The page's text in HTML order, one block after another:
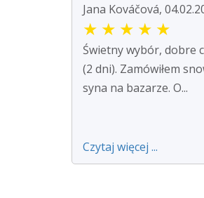
Jana Kováčová,
★ ★ ★ ★ ★
Świetny wybór, dobre
(2 dni). Zamówiłem
syna na bazarze. O...
Czytaj więcej ...